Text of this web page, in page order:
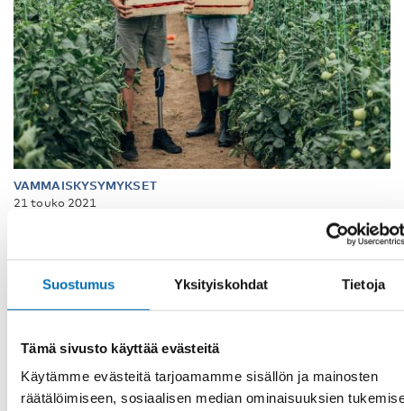
Suostumus Yksityiskohdat Tietoja
Tämä sivusto käyttää evästeitä
Käytämme evästeitä tarjoamamme sisällön ja mainosten
räätälöimiseen, sosiaalisen median ominaisuuksien
VAMMAISKYSYMYKSET
21 touko 2021
De allra flesta arbeten i dag har inslag av tekniska och
digitala lösningar. Utvecklingen går fort och
kompetenskraven ökar. Den digitala [...]